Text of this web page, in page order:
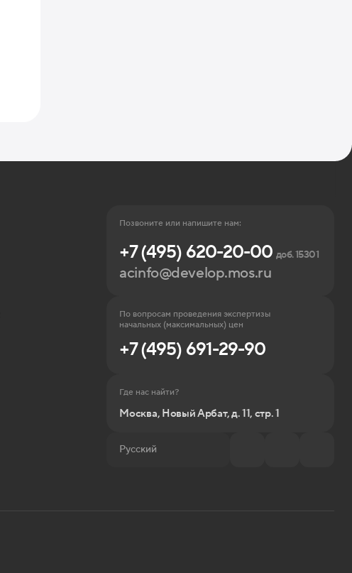
Позвоните или напишите нам:
+7 (495) 620-20-00 доб. 15301
acinfo@develop.mos.ru
По вопросам проведения экспертизы
начальных (максимальных) цен
+7 (495) 691-29-90
Где нас найти?
Москва, Новый Арбат, д. 11, стр. 1
Русский